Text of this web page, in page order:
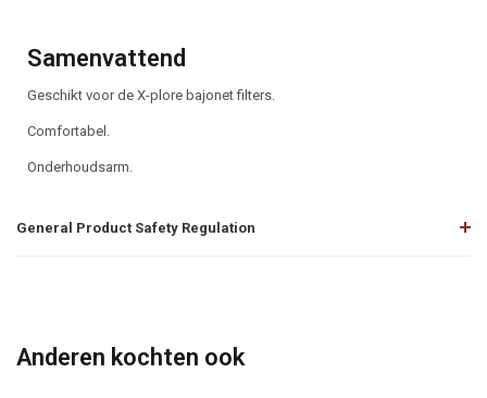
Samenvattend
Geschikt voor de X-plore bajonet filters.
Comfortabel.
Onderhoudsarm.
General Product Safety Regulation
Anderen kochten ook